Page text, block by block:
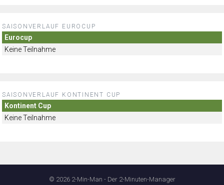
SAISONVERLAUF EUROCUP
Eurocup
Keine Teilnahme
SAISONVERLAUF KONTINENT CUP
Kontinent Cup
Keine Teilnahme
© 2026 2-Min-Man - Der 2-Minuten-Manager